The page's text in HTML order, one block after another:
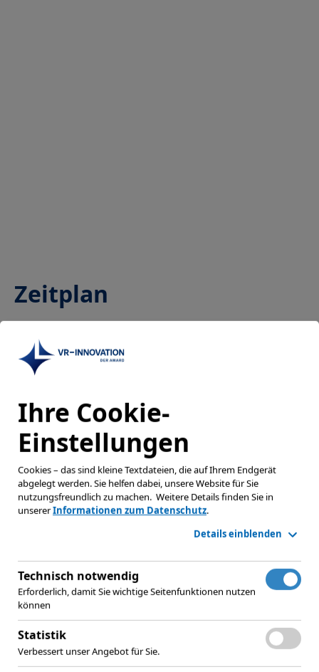
Zeitplan
Preisverleihung VR-
1. Juli 2027
Ihre Cookie-
Einstellungen
Cookies – das sind kleine Textdateien, die auf Ihrem Endgerät
abgelegt werden. Sie helfen dabei, unsere Website für Sie
nutzungsfreundlich zu machen. Weitere Details finden Sie in
unsererInformationen zum Datenschutz.
Details einblenden
Technisch notwendig
Erforderlich, damit Sie wichtige Seitenfunktionen nutzen
können
Statistik
Verbessert unser Angebot für Sie.